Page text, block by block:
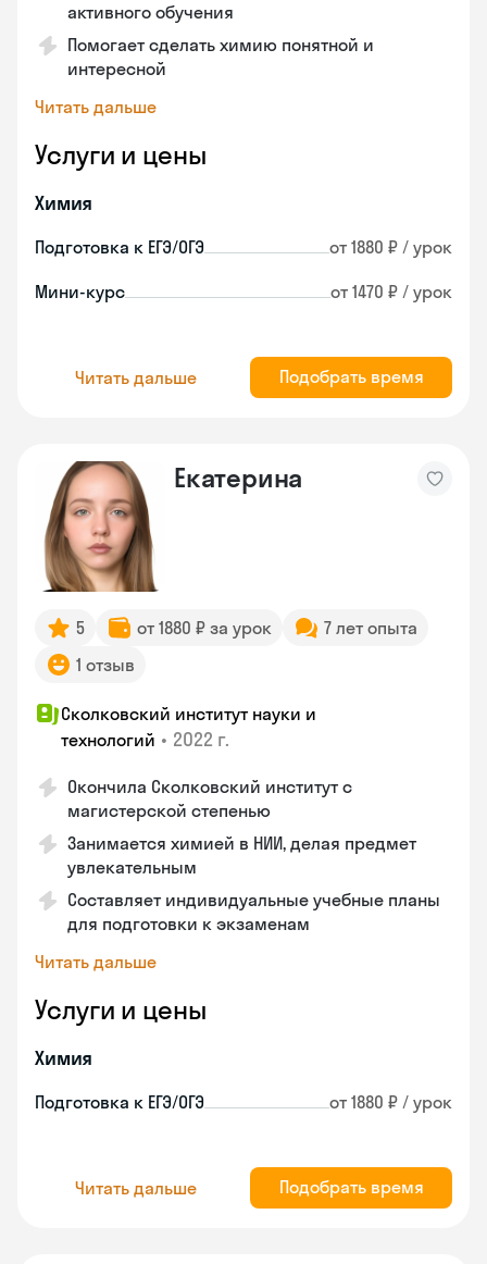
активного обучения
Помогает сделать химию понятной и
интересной
Читать дальше
Услуги и цены
Химия
Подготовка к ЕГЭ/ОГЭ от 1880 ₽ / урок
Мини-курс от 1470 ₽ / урок
Читать дальше Подобрать время
Екатерина
5 от 1880 ₽ за урок
7 лет опыта
1 отзыв
Сколковский институт науки и
технологий • 2022 г.
Окончила Сколковский институт с
магистерской степенью
Занимается химией в НИИ, делая предмет
увлекательным
Составляет индивидуальные учебные планы
для подготовки к экзаменам
Читать дальше
Услуги и цены
Химия
Подготовка к ЕГЭ/ОГЭ от 1880 ₽ / урок
Читать дальше Подобрать время